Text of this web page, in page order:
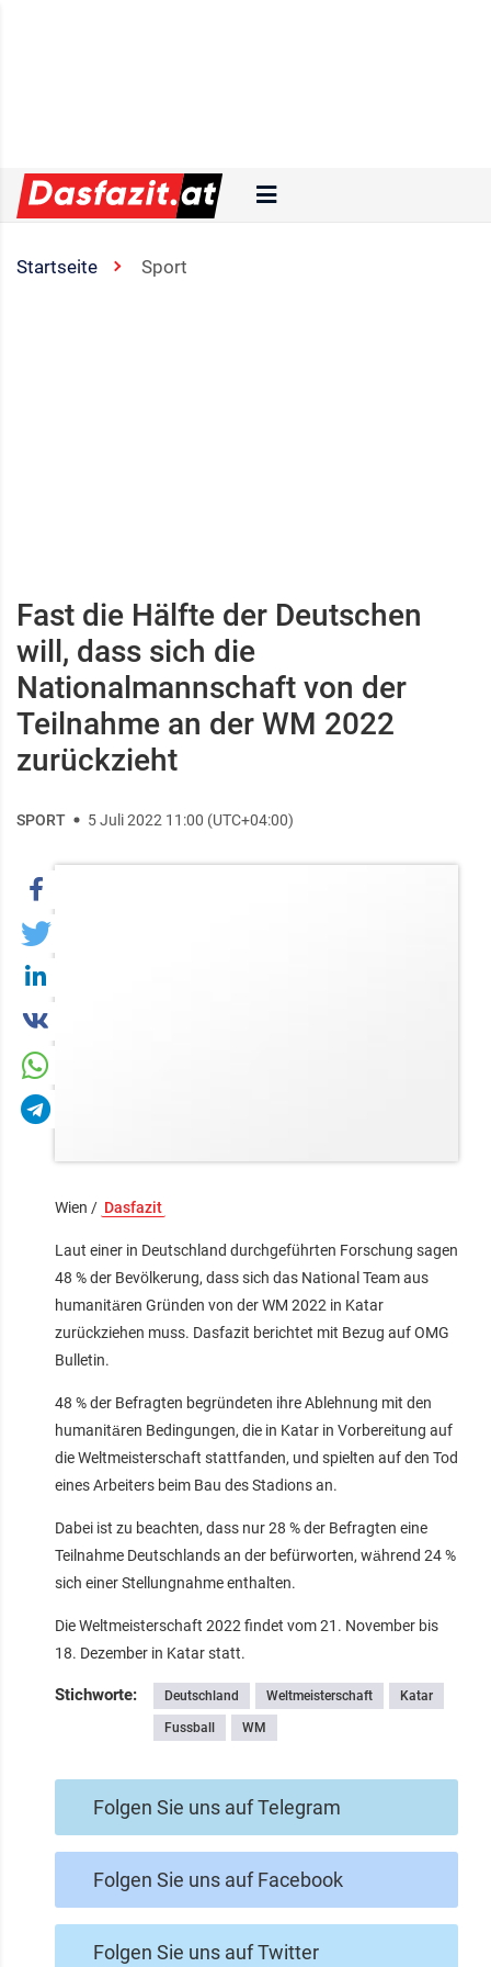
Startseite Sport
Fast die Hälfte der Deutschen
will, dass sich die
Nationalmannschaft von der
Teilnahme an der WM 2022
zurückzieht
SPORT 5 Juli 2022 11:00 (UTC+04:00)
Wien / Dasfazit
Laut einer in Deutschland durchgeführten Forschung sagen
48 % der Bevölkerung, dass sich das National Team aus
humanitären Gründen von der WM 2022 in Katar
zurückziehen muss. Dasfazit berichtet mit Bezug auf OMG
Bulletin.
48 % der Befragten begründeten ihre Ablehnung mit den
humanitären Bedingungen, die in Katar in Vorbereitung auf
die Weltmeisterschaft stattfanden, und spielten auf den Tod
eines Arbeiters beim Bau des Stadions an.
Dabei ist zu beachten, dass nur 28 % der Befragten eine
Teilnahme Deutschlands an der befürworten, während 24 %
sich einer Stellungnahme enthalten.
Die Weltmeisterschaft 2022 findet vom 21. November bis
18. Dezember in Katar statt.
Stichworte: Deutschland Weltmeisterschaft Katar
Fussball WM
Folgen Sie uns auf Telegram
Folgen Sie uns auf Facebook
Folgen Sie uns auf Twitter